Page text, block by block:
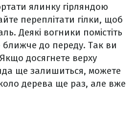
ялинку гірляндою
переплітати гілки, щоб
Деякі вогники помістіть
ближче до переду. Так ви
досягнете верху
ще залишиться, можете
дерева ще раз, але вже